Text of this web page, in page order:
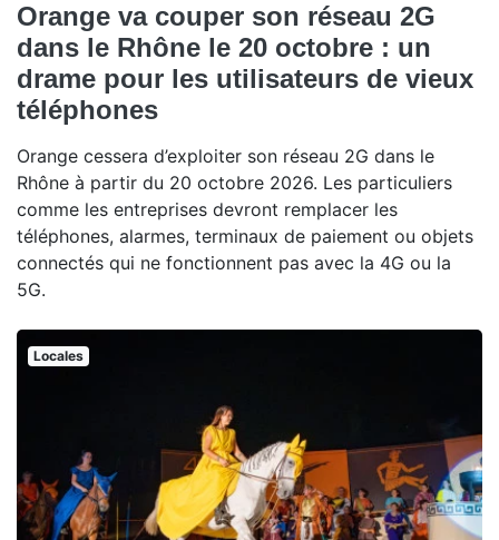
Orange va couper son réseau 2G
dans le Rhône le 20 octobre : un
drame pour les utilisateurs de vieux
téléphones
Orange cessera d’exploiter son réseau 2G dans le
Rhône à partir du 20 octobre 2026. Les particuliers
comme les entreprises devront remplacer les
téléphones, alarmes, terminaux de paiement ou objets
connectés qui ne fonctionnent pas avec la 4G ou la
5G.
Locales